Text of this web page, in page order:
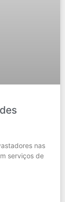
nas
serviços de